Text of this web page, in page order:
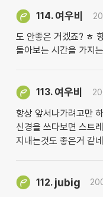
114. 여우비
도 안좋은 거겠죠? ㅎ
돌아보는 시간을 가지
113. 여우비
항상 앞서나가려고만
신경을 쓰다보면 스트
지내는것도 좋은거 같
112. jubig